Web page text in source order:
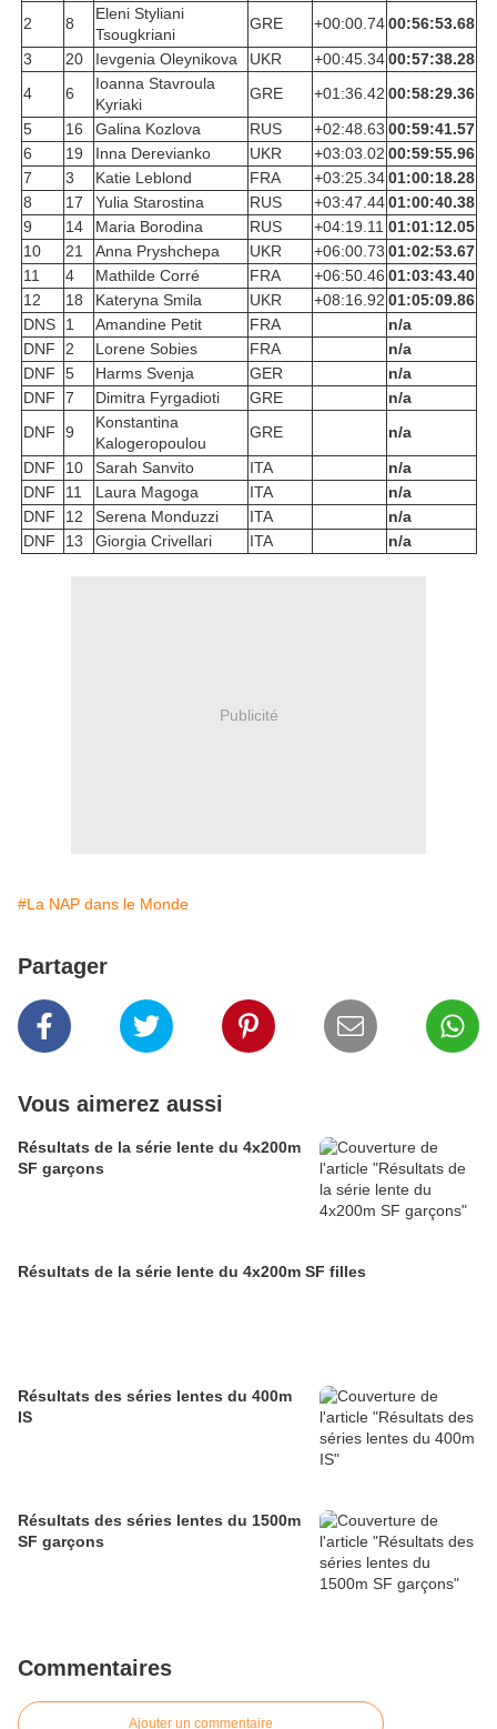
2
8
Eleni Styliani
Tsougkriani
GRE +00:00.74 00:56:53.68
3
20 Ievgenia Oleynikova UKR +00:45.34 00:57:38.28
4
6
Ioanna Stavroula
Kyriaki
GRE +01:36.42 00:58:29.36
5
16 Galina Kozlova RUS +02:48.63 00:59:41.57
6
19 Inna Derevianko UKR +03:03.02 00:59:55.96
7
3 Katie Leblond FRA +03:25.34 01:00:18.28
8
17 Yulia Starostina RUS +03:47.44 01:00:40.38
9
14 Maria Borodina RUS +04:19.11 01:01:12.05
10
21 Anna Pryshchepa UKR +06:00.73 01:02:53.67
11
4 Mathilde Corré FRA +06:50.46 01:03:43.40
12
18 Kateryna Smila UKR +08:16.92 01:05:09.86
DNS
1 Amandine Petit FRA
n/a
DNF
2 Lorene Sobies FRA
n/a
DNF
5 Harms Svenja GER
n/a
DNF
7 Dimitra Fyrgadioti GRE
n/a
DNF
9
Konstantina
Kalogeropoulou
GRE
n/a
DNF
10 Sarah Sanvito ITA
n/a
DNF
11 Laura Magoga ITA
n/a
DNF
12 Serena Monduzzi ITA
n/a
DNF
13 Giorgia Crivellari ITA n/a
Publicité
#La NAP dans le Monde
Partager
Vous aimerez aussi
Résultats de la série lente du 4x200m
SF garçons
Résultats de la série lente du 4x200m SF filles
Résultats des séries lentes du 400m
IS
Résultats des séries lentes du 1500m
SF garçons
Commentaires
Ajouter un commentaire